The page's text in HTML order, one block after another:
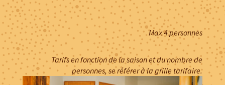
Max 4 personnes
Tarifs en fonction de la saison et du nombre de
personnes, se référer à la grille tarifaire.